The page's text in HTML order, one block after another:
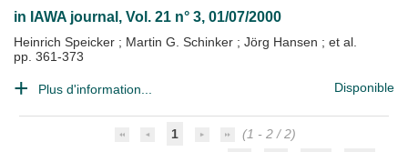
in IAWA journal , Vol. 21 n° 3, 01/07/2000
Heinrich Speicker ; Martin G. Schinker ; Jörg Hansen ; et al.
pp. 361-373
Plus d'information... Disponible
1
(1 - 2 / 2)